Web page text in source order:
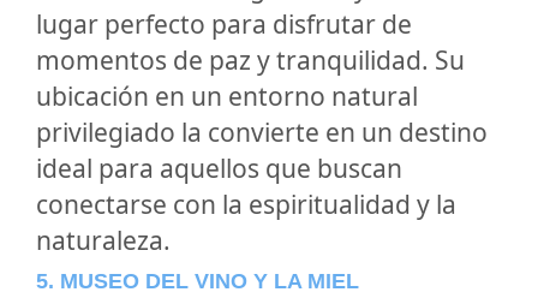
lugar perfecto para disfrutar de
momentos de paz y tranquilidad. Su
ubicación en un entorno natural
privilegiado la convierte en un destino
ideal para aquellos que buscan
conectarse con la espiritualidad y la
naturaleza.
5. MUSEO DEL VINO Y LA MIEL